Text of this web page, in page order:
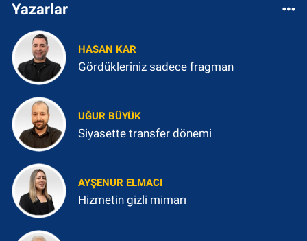
Yazarlar
HASAN KAR
Gördükleriniz sadece fragman
UĞUR BÜYÜK
Siyasette transfer dönemi
AYŞENUR ELMACI
Hizmetin gizli mimarı